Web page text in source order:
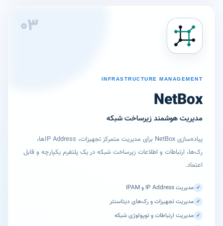
۰۳
INFRASTRUCTURE MANAGEMENT
NetBox
مدیریت هوشمند زیرساخت شبکه
پیاده‌سازی NetBox برای مدیریت متمرکز تجهیزات، IP Addressها،
رک‌ها، ارتباطات و اطلاعات زیرساخت شبکه در یک پلتفرم یکپارچه و قابل
اعتماد.
✓ مدیریت IP Address و IPAM
✓ مدیریت تجهیزات و رک‌های دیتاسنتر
✓ مدیریت ارتباطات و توپولوژی شبکه